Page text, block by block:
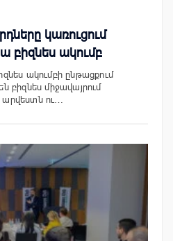
կառուցում
բիզնես ակումբ
ակումբի ընթացքում
բիզնես միջավայրում
արվեստն ու…